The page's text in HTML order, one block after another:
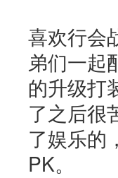
喜欢行会
弟们一起
的升级打
了之后很
了娱乐的
PK。